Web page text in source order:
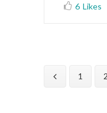
6 Likes
1 2